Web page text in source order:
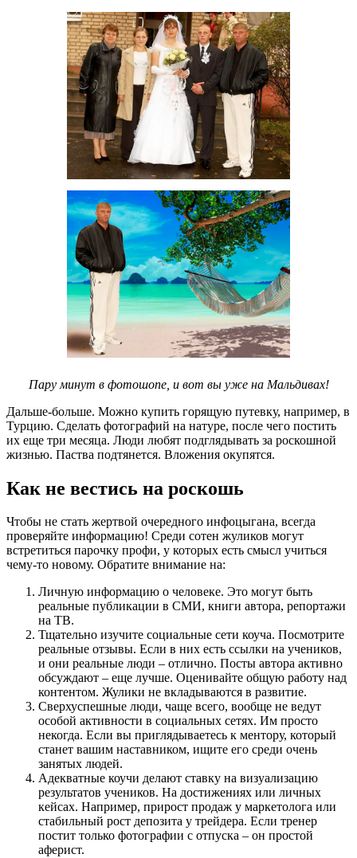
Пару минут в фотошопе, и вот вы уже на Мальдивах!
Дальше-больше. Можно купить горящую путевку, например, в
Турцию. Сделать фотографий на натуре, после чего постить
их еще три месяца. Люди любят подглядывать за роскошной
жизнью. Паства подтянется. Вложения окупятся.
Как не вестись на роскошь
Чтобы не стать жертвой очередного инфоцыгана, всегда
проверяйте информацию! Среди сотен жуликов могут
встретиться парочку профи, у которых есть смысл учиться
чему-то новому. Обратите внимание на:
Личную информацию о человеке. Это могут быть
реальные публикации в СМИ, книги автора, репортажи
на ТВ.
Тщательно изучите социальные сети коуча. Посмотрите
реальные отзывы. Если в них есть ссылки на учеников,
и они реальные люди – отлично. Посты автора активно
обсуждают – еще лучше. Оценивайте общую работу над
контентом. Жулики не вкладываются в развитие.
Сверхуспешные люди, чаще всего, вообще не ведут
особой активности в социальных сетях. Им просто
некогда. Если вы приглядываетесь к ментору, который
станет вашим наставником, ищите его среди очень
занятых людей.
Адекватные коучи делают ставку на визуализацию
результатов учеников. На достижениях или личных
кейсах. Например, прирост продаж у маркетолога или
стабильный рост депозита у трейдера. Если тренер
постит только фотографии с отпуска – он простой
аферист.